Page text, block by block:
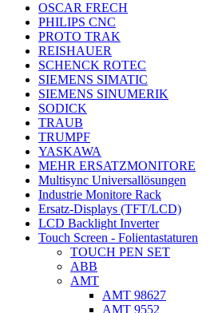
OSCAR FRECH
PHILIPS CNC
PROTO TRAK
REISHAUER
SCHENCK ROTEC
SIEMENS SIMATIC
SIEMENS SINUMERIK
SODICK
TRAUB
TRUMPF
YASKAWA
MEHR ERSATZMONITORE
Multisync Universallösungen
Industrie Monitore Rack
Ersatz-Displays (TFT/LCD)
LCD Backlight Inverter
Touch Screen - Folientastaturen
TOUCH PEN SET
ABB
AMT
AMT 98627
AMT 9552